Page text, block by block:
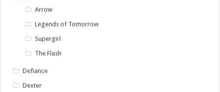
Arrow
Legends of Tomorrow
Supergirl
The Flash
Defiance
Dexter